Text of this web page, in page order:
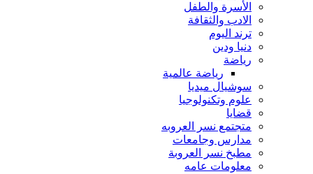
الأسرة والطفل
الادب والثقافة
ترند اليوم
دنيا ودين
رياضة
رياضة عالمية
سوشيال ميديا
علوم وتكنولوجيا
قضايا
متجتمع نسر العروبه
مدارس وجامعات
مطبخ نسر العروبة
معلومات عامه